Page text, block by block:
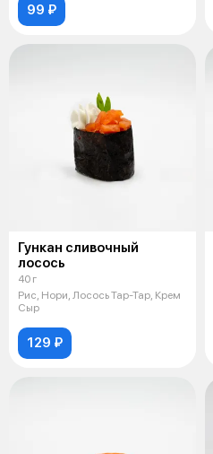
99 ₽
Гункан сливочный
лосось
40 г
Рис, Нори, Лосось Тар-Тар, Крем
Сыр
129 ₽